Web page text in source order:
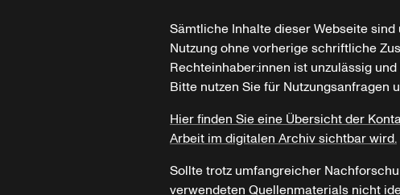
Sämtliche Inhalte dieser Webseite
Nutzung ohne vorherige schriftliche
Rechteinhaber:innen ist unzulässig
Bitte nutzen Sie für Nutzungsanfragen
Hier finden Sie eine Übersicht der
Arbeit im digitalen Archiv sichtbar wird.
Sollte trotz umfangreicher
verwendeten Quellenmaterials nicht